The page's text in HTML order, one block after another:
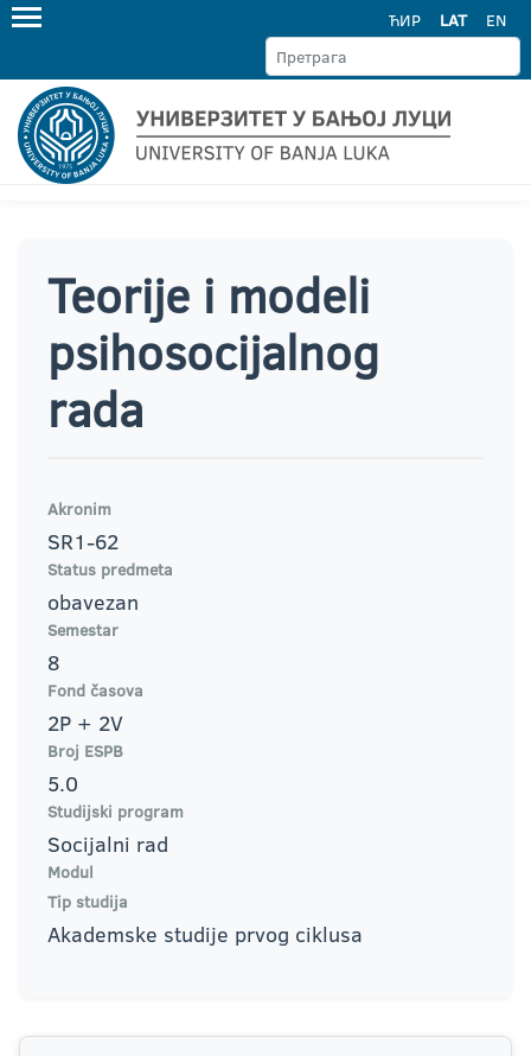
ЋИР LAT EN
Teorije i modeli
psihosocijalnog
rada
Akronim
SR1-62
Status predmeta
obavezan
Semestar
8
Fond časova
2P + 2V
Broj ESPB
5.0
Studijski program
Socijalni rad
Modul
Tip studija
Akademske studije prvog ciklusa